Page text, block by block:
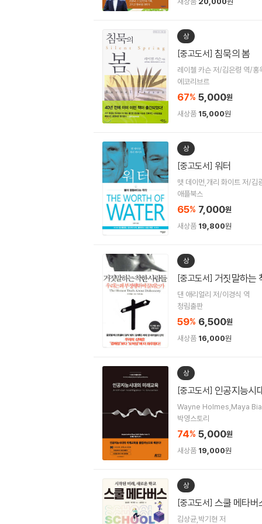
상
[중고도서] 침묵의 봄
레이첼 카슨 저/김은령 역/홍
에코리브르
67% 5,000원
새상품 15,000원
상
[중고도서] 워터
맷 데이먼,개리 화이트 저/김
애플북스
65% 7,000원
새상품 19,800원
상
[중고도서] 거짓말하는
댄 애리얼리 저/이경식 역
청림출판
59% 6,500원
새상품 16,000원
상
[중고도서] 인공지능시
Wayne Holmes,Maya
박영스토리
74% 5,000원
새상품 19,000원
상
[중고도서] 스쿨 메타버
김상균,박기현 저